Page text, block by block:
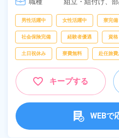
男性活躍中 女性活躍中 寮完備
社会保険完備 経験者優遇 資格
土日祝休み 寮費無料 赴任旅費
キープする
WEBで